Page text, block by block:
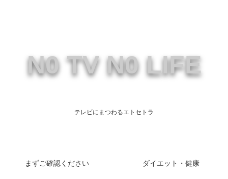
N0 TV N0 LIFE
テレビにまつわるエトセトラ
まずご確認ください ダイエット・健康